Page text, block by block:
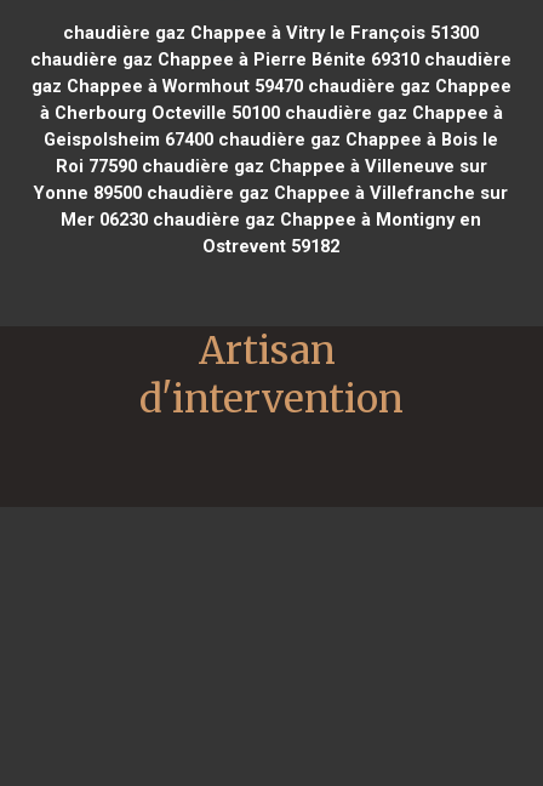
chaudière gaz Chappee à Vitry le François 51300
chaudière gaz Chappee à Pierre Bénite 69310 chaudière
gaz Chappee à Wormhout 59470chaudière gaz Chappee
à Cherbourg Octeville 50100chaudière gaz Chappee à
Geispolsheim 67400 chaudière gaz Chappee à Bois le
Roi 77590chaudière gaz Chappee à Villeneuve sur
Yonne 89500 chaudière gaz Chappee à Villefranche sur
Mer 06230 chaudière gaz Chappee à Montigny en
Ostrevent 59182
Artisan
d'intervention